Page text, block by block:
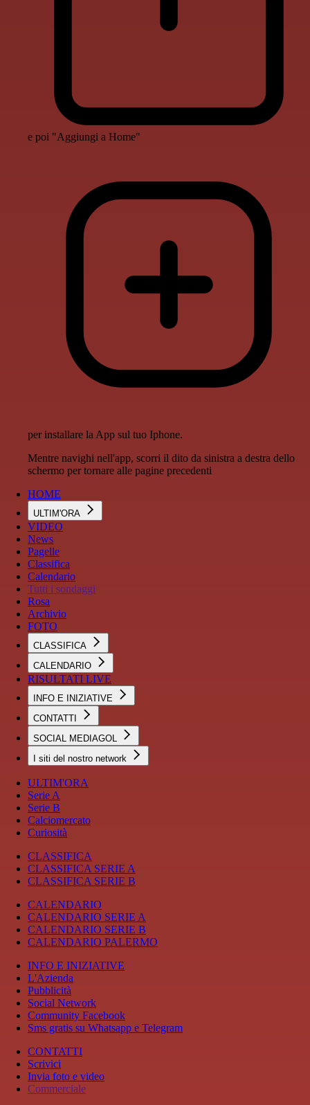
e poi "Aggiungi a Home"
per installare la App sul tuo Iphone.
Mentre navighi nell'app, scorri il dito da sinistra a destra dello
schermo per tornare alle pagine precedenti
HOME
ULTIM'ORA
VIDEO
News
Pagelle
Classifica
Calendario
Tutti i sondaggi
Rosa
Archivio
FOTO
CLASSIFICA
CALENDARIO
RISULTATI LIVE
INFO E INIZIATIVE
CONTATTI
SOCIAL MEDIAGOL
I siti del nostro network
ULTIM'ORA
Serie A
Serie B
Calciomercato
Curiosità
CLASSIFICA
CLASSIFICA SERIE A
CLASSIFICA SERIE B
CALENDARIO
CALENDARIO SERIE A
CALENDARIO SERIE B
CALENDARIO PALERMO
INFO E INIZIATIVE
L'Azienda
Pubblicità
Social Network
Community Facebook
Sms gratis su Whatsapp e Telegram
CONTATTI
Scrivici
Invia foto e video
Commerciale